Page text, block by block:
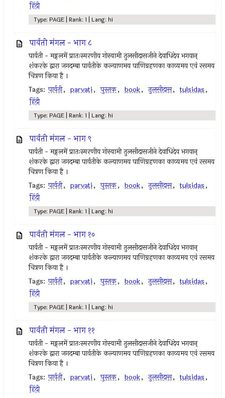
हिंदी
Type: PAGE | Rank: 1 | Lang: hi
पार्वती मंगल - भाग ८
पार्वती - मङ्गलमें प्रातःस्मरणीय गोस्वामी तुलसीदासजीने देवाधिदेव भगवान्
शंकरके द्वारा जगदम्बा पार्वतीके कल्याणमय पाणिग्रहणका काव्यमय एवं रसमय
चित्रण किया है ।
Tags: पार्वती, parvati, पुस्तक, book, तुलसीदास, tulsidas,
हिंदी
Type: PAGE | Rank: 1 | Lang: hi
पार्वती मंगल - भाग ९
पार्वती - मङ्गलमें प्रातःस्मरणीय गोस्वामी तुलसीदासजीने देवाधिदेव भगवान्
शंकरके द्वारा जगदम्बा पार्वतीके कल्याणमय पाणिग्रहणका काव्यमय एवं रसमय
चित्रण किया है ।
Tags: पार्वती, parvati, पुस्तक, book, तुलसीदास, tulsidas,
हिंदी
Type: PAGE | Rank: 1 | Lang: hi
पार्वती मंगल - भाग १०
पार्वती - मङ्गलमें प्रातःस्मरणीय गोस्वामी तुलसीदासजीने देवाधिदेव भगवान्
शंकरके द्वारा जगदम्बा पार्वतीके कल्याणमय पाणिग्रहणका काव्यमय एवं रसमय
चित्रण किया है ।
Tags: पार्वती, parvati, पुस्तक, book, तुलसीदास, tulsidas,
हिंदी
Type: PAGE | Rank: 1 | Lang: hi
पार्वती मंगल - भाग ११
पार्वती - मङ्गलमें प्रातःस्मरणीय गोस्वामी तुलसीदासजीने देवाधिदेव भगवान्
शंकरके द्वारा जगदम्बा पार्वतीके कल्याणमय पाणिग्रहणका काव्यमय एवं रसमय
चित्रण किया है ।
Tags: पार्वती, parvati, पुस्तक, book, तुलसीदास, tulsidas,
हिंदी